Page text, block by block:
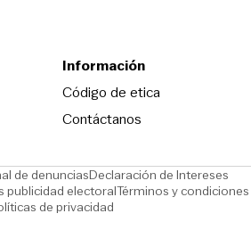
Información
Código de eticaOpens in new
Contáctanos
de denunciasOpens in new window
Declaración de Intereses
in new window
publicidad electoralOpens in new window
Términos y condiciones
de privacidad